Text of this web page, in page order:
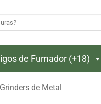
de Fumador (+18)
Grinders de Metal